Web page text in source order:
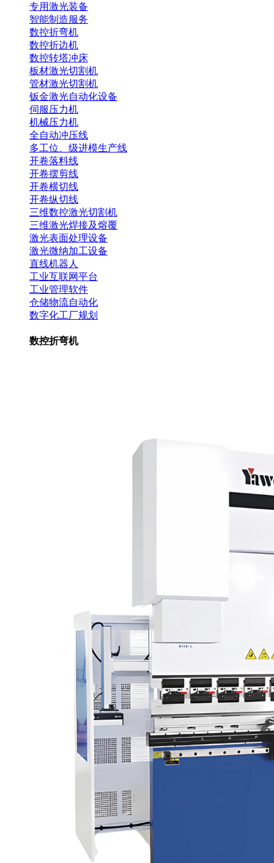
专用激光装备
智能制造服务
数控折弯机
数控折边机
数控转塔冲床
板材激光切割机
管材激光切割机
钣金激光自动化设备
伺服压力机
机械压力机
全自动冲压线
多工位、级进模生产线
开卷落料线
开卷摆剪线
开卷横切线
开卷纵切线
三维数控激光切割机
三维激光焊接及熔覆
激光表面处理设备
激光微纳加工设备
直线机器人
工业互联网平台
工业管理软件
仓储物流自动化
数字化工厂规划
数控折弯机